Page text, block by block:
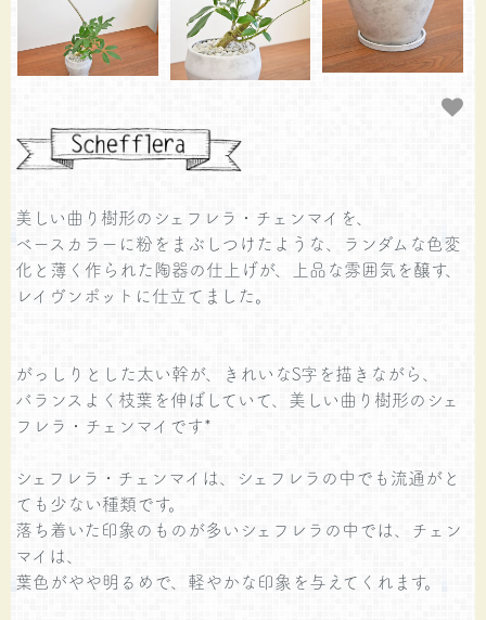
美しい曲り樹形のシェフレラ・チェンマイを、
ベースカラーに粉をまぶしつけたような、ランダムな色変
化と薄く作られた陶器の仕上げが、上品な雰囲気を醸す、
レイヴンポットに仕立てました。
がっしりとした太い幹が、きれいなS字を描きながら、
バランスよく枝葉を伸ばしていて、美しい曲り樹形のシェ
フレラ・チェンマイです*
シェフレラ・チェンマイは、シェフレラの中でも流通がと
ても少ない種類です。
落ち着いた印象のものが多いシェフレラの中では、チェン
マイは、
葉色がやや明るめで、軽やかな印象を与えてくれます。